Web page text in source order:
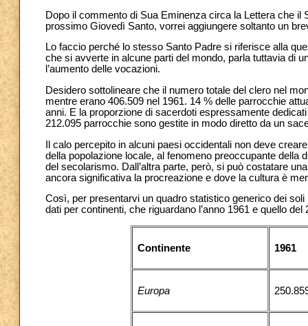
Dopo il commento di Sua Eminenza circa la Lettera che
prossimo Giovedì Santo, vorrei aggiungere soltanto un
Lo faccio perché lo stesso Santo Padre si riferisce alla
che si avverte in alcune parti del mondo, parla tuttavia di
l’aumento delle vocazioni.
Desidero sottolineare che il numero totale del clero nel
mentre erano 406.509 nel 1961. 14 % delle parrocchie
anni. E la proporzione di sacerdoti espressamente
212.095 parrocchie sono gestite in modo diretto da un
Il calo percepito in alcuni paesi occidentali non deve
della popolazione locale, al fenomeno preoccupante della
del secolarismo. Dall’altra parte, però, si può costatare
ancora significativa la procreazione e dove la cultura è
Così, per presentarvi un quadro statistico generico dei
dati per continenti, che riguardano l’anno 1961 e quello
Continente 1961
Europa